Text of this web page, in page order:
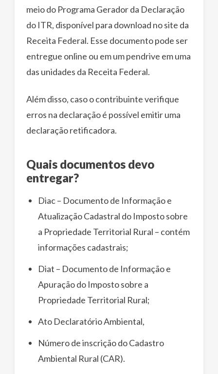
meio do Programa Gerador da Declaração
do ITR, disponível para download no site da
Receita Federal. Esse documento pode ser
entregue online ou em um pendrive em uma
das unidades da Receita Federal.
Além disso, caso o contribuinte verifique
erros na declaração é possível emitir uma
declaração retificadora.
Quais documentos devo
entregar?
Diac – Documento de Informação e
Atualização Cadastral do Imposto sobre
a Propriedade Territorial Rural – contém
informações cadastrais;
Diat – Documento de Informação e
Apuração do Imposto sobre a
Propriedade Territorial Rural;
Ato Declaratório Ambiental,
Número de inscrição do Cadastro
Ambiental Rural (CAR).